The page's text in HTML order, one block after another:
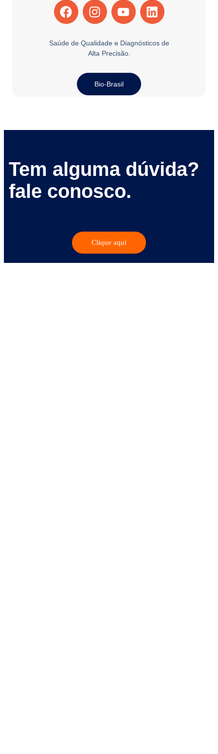
Saúde de Qualidade e Diagnósticos de
Alta Precisão.
Bio-Brasil
Tem alguma dúvida?
fale conosco.
Clique aqui